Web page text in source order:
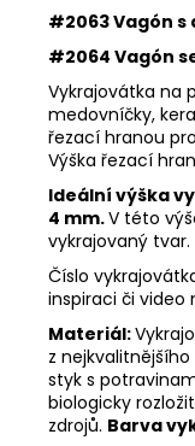
#2063 Vagón s
#2064 Vagón
Vykrajovátka na
medovníčky,
řezací hranou
Výška řezací
Ideální výška
4 mm.V této
vykrajovaný tvar.
Číslo
inspiraci či video
Materiál:
z
styk s
biologicky
zdrojů. Barva